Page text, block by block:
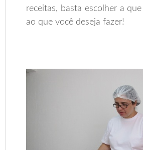
receitas, basta escolher a
ao que você deseja fazer!